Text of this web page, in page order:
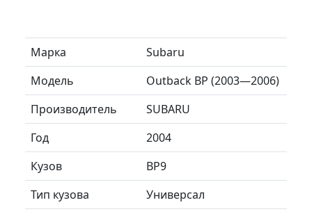
Марка
Subaru
Модель
Outback BP (2003—2006)
Производитель
SUBARU
Год
2004
Кузов
BP9
Тип кузова
Универсал